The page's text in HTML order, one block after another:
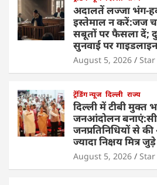
अदालतें लज्जा भंग-
इस्तेमाल न करें:जज
सबूतों पर फैसला दें;
सुनवाई पर गाइडलाइन
August 5, 2026 Star
ट्रेंडिंग न्यूज दिल्ली राज्य
दिल्ली में टीबी मुक्त
जनआंदोलन
जनप्रतिनिधियों से
ज्यादा निक्षय मित्र जुड़े
August 5, 2026 Star